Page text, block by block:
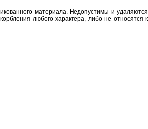
материала. Недопустимы и удаляются
любого характера, либо не относятся к